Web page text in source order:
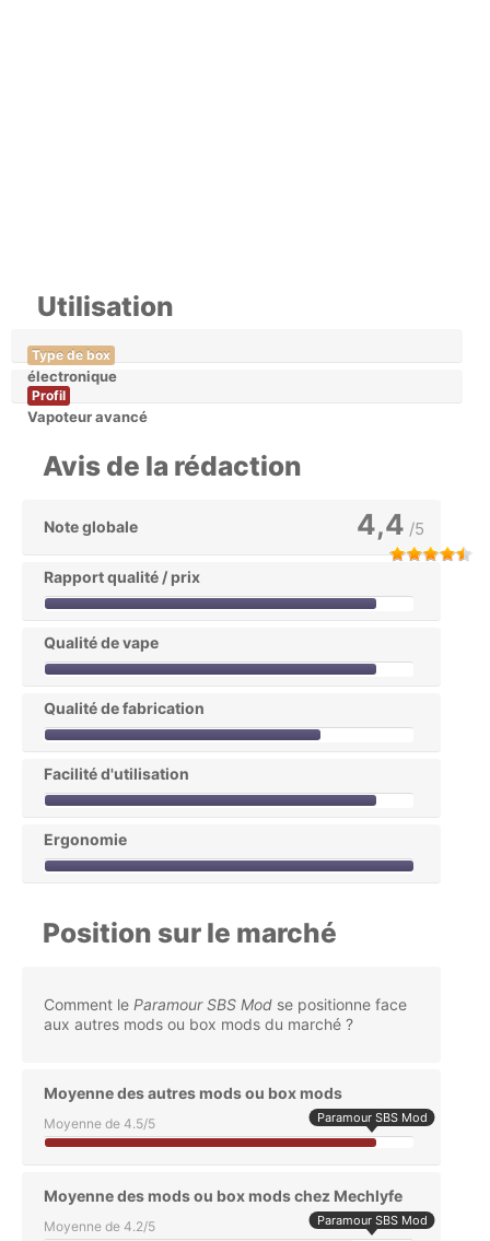
Utilisation
Type de box
électronique
Profil
Vapoteur avancé
Avis de la rédaction
Note globale 4,4 /5
Rapport qualité / prix
Qualité de vape
Qualité de fabrication
Facilité d'utilisation
Ergonomie
Position sur le marché
Comment le Paramour SBS Mod se positionne face
aux autres mods ou box mods du marché ?
Moyenne des autres mods ou box mods
Moyenne de 4.5/5 Paramour SBS Mod
Moyenne des mods ou box mods chez Mechlyfe
Moyenne de 4.2/5 Paramour SBS Mod